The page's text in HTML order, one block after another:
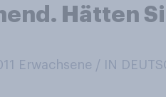
Hätten
Erwachsene / IN